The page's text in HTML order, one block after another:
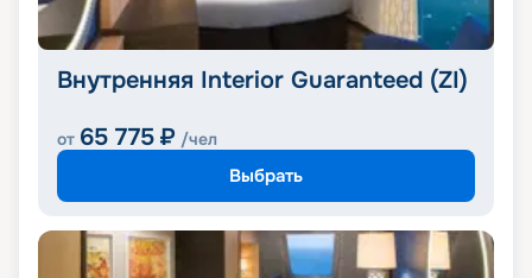
Внутренняя Interior Guaranteed (ZI)
от 65 775 ₽ /чел
Выбрать